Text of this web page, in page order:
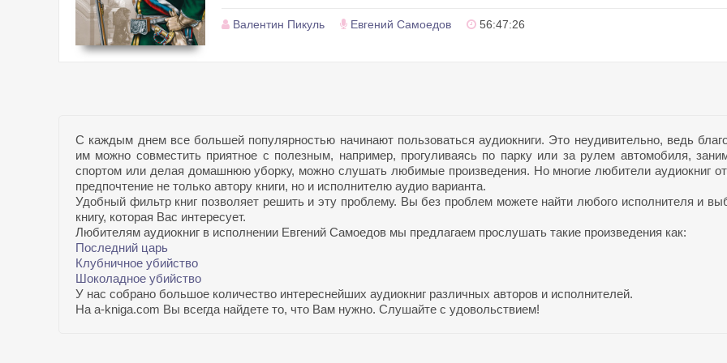
Валентин Пикуль Евгений Самоедов 56:47:26
С каждым днем все большей популярностью начинают пользоваться аудиокниги. Это неудивительно, ведь
им можно совместить приятное с полезным, например, прогуливаясь по парку или за рулем автомобиля,
спортом или делая домашнюю уборку, можно слушать любимые произведения. Но многие любители аудиокниг
предпочтение не только автору книги, но и исполнителю аудио варианта.
Удобный фильтр книг позволяет решить и эту проблему. Вы без проблем можете найти любого исполнителя и
книгу, которая Вас интересует.
Любителям аудиокниг в исполнении Евгений Самоедов мы предлагаем прослушать такие произведения как:
Последний царь
Клубничное убийство
Шоколадное убийство
У нас собрано большое количество интереснейших аудиокниг различных авторов и исполнителей.
На a-kniga.com Вы всегда найдете то, что Вам нужно. Слушайте с удовольствием!